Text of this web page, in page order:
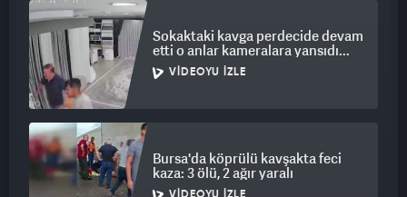
Sokaktaki kavga perdecide devam
etti o anlar kameralara yansıdı...
VIDEOYU İZLE
Bursa'da köprülü kavşakta feci
kaza: 3 ölü, 2 ağır yaralı